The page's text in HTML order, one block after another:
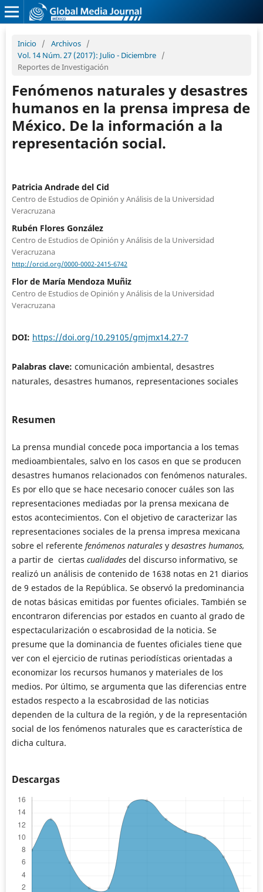
Inicio / Archivos /
Vol. 14 Núm. 27 (2017): Julio - Diciembre /
Reportes de Investigación
Fenómenos naturales y desastres
humanos en la prensa impresa de
México. De la información a la
representación social.
Patricia Andrade del Cid
Centro de Estudios de Opinión y Análisis de la Universidad
Veracruzana
Rubén Flores González
Centro de Estudios de Opinión y Análisis de la Universidad
Veracruzana
http://orcid.org/0000-0002-2415-6742
Flor de María Mendoza Muñiz
Centro de Estudios de Opinión y Análisis de la Universidad
Veracruzana
DOI: https://doi.org/10.29105/gmjmx14.27-7
Palabras clave: comunicación ambiental, desastres
naturales, desastres humanos, representaciones sociales
Resumen
La prensa mundial concede poca importancia a los temas
medioambientales, salvo en los casos en que se producen
desastres humanos relacionados con fenómenos naturales.
Es por ello que se hace necesario conocer cuáles son las
representaciones mediadas por la prensa mexicana de
estos acontecimientos. Con el objetivo de caracterizar las
representaciones sociales de la prensa impresa mexicana
sobre el referente fenómenos naturales ydesastres humanos,
a partir de ciertas cualidadesdel discurso informativo, se
realizó un análisis de contenido de 1638 notas en 21 diarios
de 9 estados de la República. Se observó la predominancia
de notas básicas emitidas por fuentes oficiales. También se
encontraron diferencias por estados en cuanto al grado de
espectacularización o escabrosidad de la noticia. Se
presume que la dominancia de fuentes oficiales tiene que
ver con el ejercicio de rutinas periodísticas orientadas a
economizar los recursos humanos y materiales de los
medios. Por último, se argumenta que las diferencias entre
estados respecto a la escabrosidad de las noticias
dependen de la cultura de la región, y de la representación
social de los fenómenos naturales que es característica de
dicha cultura.
Descargas